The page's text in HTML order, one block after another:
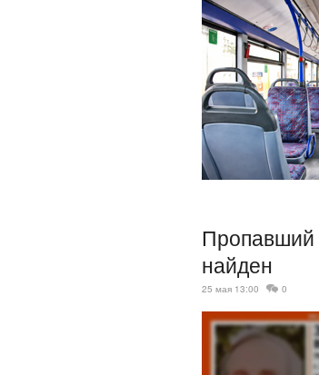
Пропавший
найден
25 мая 13:00 0